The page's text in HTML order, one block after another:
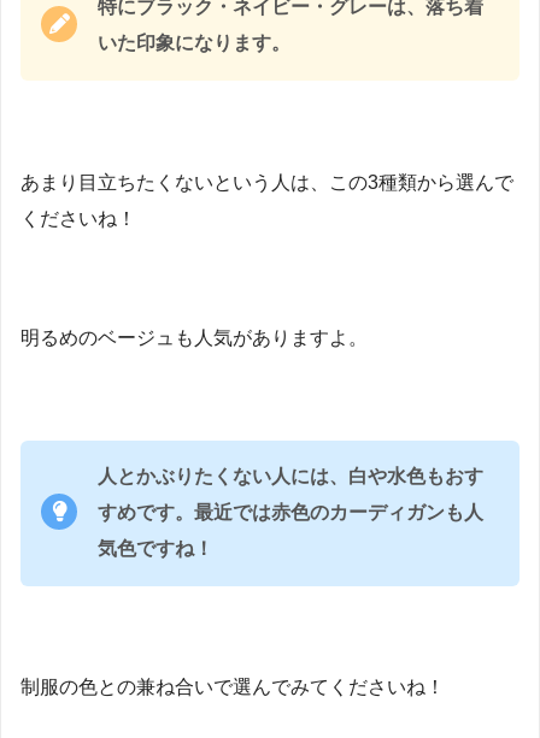
特にブラック・ネイビー・グレーは、落ち着
いた印象になります。
あまり目立ちたくないという人は、この3種類から選んで
くださいね！
明るめのベージュも人気がありますよ。
人とかぶりたくない人には、白や水色もおす
すめです。最近では赤色のカーディガンも人
気色ですね！
制服の色との兼ね合いで選んでみてくださいね！